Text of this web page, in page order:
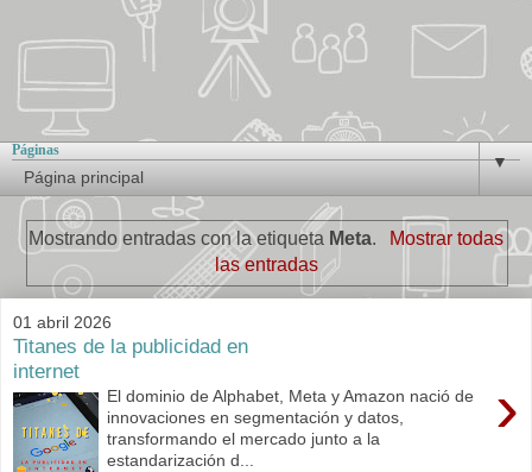
Páginas
▼
Mostrando entradas con la etiqueta Meta.
Mostrar todas
las entradas
01 abril 2026
Titanes de la publicidad en
internet
›
El dominio de Alphabet, Meta y Amazon nació de
innovaciones en segmentación y datos,
transformando el mercado junto a la
estandarización d...